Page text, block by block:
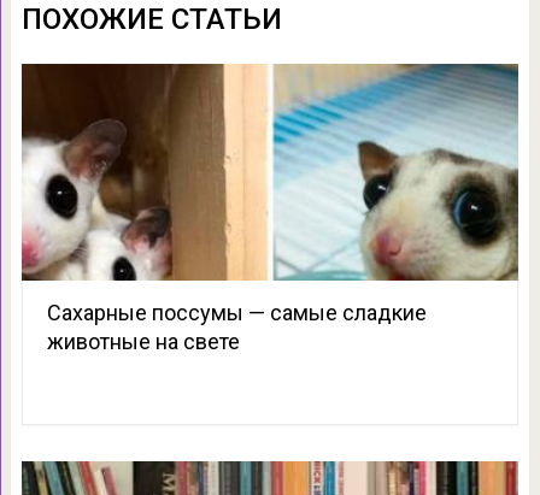
ПОХОЖИЕ СТАТЬИ
Сахарные поссумы — самые сладкие
животные на свете